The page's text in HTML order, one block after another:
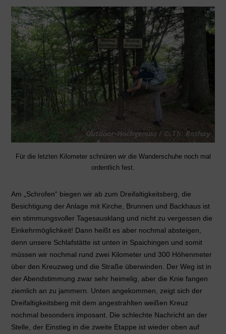
Für die letzten Kilometer schnüren wir die Wanderschuhe noch mal
ordentlich fest.
Am „Schrofen“ biegen wir ab zum Dreifaltigkeitsberg, die
Besichtigung der Anlage mit Kirche, Brunnen und Backhaus ist
ein stimmungsvoller Tagesausklang und nicht zu vergessen die
Einkehrmöglichkeit! Dann heißt es aber nochmal absteigen,
denn unsere Schlafstätte ist unten in Spaichingen und somit
müssen wir nochmal rund zwei Kilometer und 300 Höhenmeter
über den Kreuzweg und die Straße überwinden. Der Weg ist in
der Abendstimmung zwar sehr heimelig, aber die Knie fangen
ziemlich an zu jammern. Unten angekommen, zeigt sich der
Dreifaltigkeitsberg mit dem angestrahlten weißen Kreuz
nochmal besonders imposant. Die schlechte Nachricht an der
Stelle, der Einstieg in die zweite Etappe ist wieder oben auf